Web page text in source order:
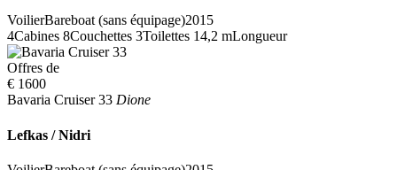
VoilierBareboat (sans équipage)2015
4Cabines 8Couchettes 3Toilettes 14,2 mLongueur
Offres de
€ 1600
Bavaria Cruiser 33 Dione
Lefkas / Nidri